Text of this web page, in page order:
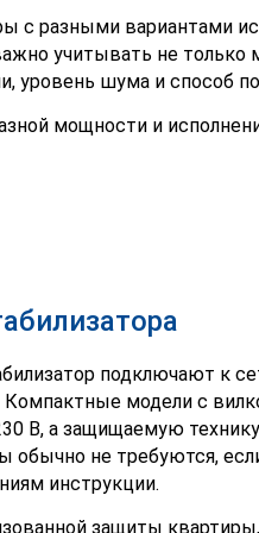
с разными вариантами
учитывать не только
уровень шума и способ
мощности и
подключают к
модели с
В, а защищаемую
не требуются,
инструкции.
защиты